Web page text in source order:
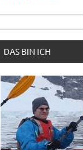
DAS BIN ICH